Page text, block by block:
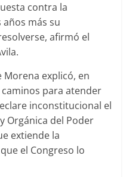
contra la
más su
afirmó el
Morena explicó, en
para atender
inconstitucional el
Orgánica del Poder
extiende la
el Congreso lo